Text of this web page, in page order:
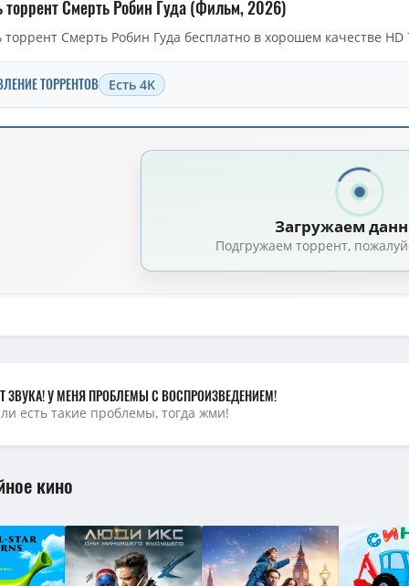
торрент Смерть Робин Гуда (Фильм, 2026)
торрент Смерть Робин Гуда бесплатно в хорошем качестве
ТОРРЕНТОВ Есть 4K
— Смерть Робин Гуда / The Death of Robin Hood (2026)
Смерть Робин Гуда / The Death of Robin Hood (2026) DCPRip [H.264/
Смерть Робин Гуда / The Death of Robin Hood (2026) WEB-DL [H.264/
Гуда / The Death of Robin Hood (2026) WEB-DLRip-AVC от DoMiNo
Робин Гуда / The Death of Robin Hood (2026) WEB-DL [H.264/720p]
Робин Гуда / The Death of Robin Hood (2026) WEBRip [H.264/720p]
Робин Гуда / The Death of Robin Hood (2026) WEB-DL 720p от
Робин Гуда / The Death of Robin Hood (2026) UHD WEB-DL 2160p |
Загружаем
Подгружаем торрент,
ЗВУКА! У МЕНЯ ПРОБЛЕМЫ С ВОСПРОИЗВЕДЕНИЕМ!
есть такие проблемы, тогда жми!
кино